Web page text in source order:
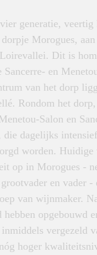
generatie, veertig
Morogues,
Dit is
Sancerre- en
van het dorp
Rondom het
Salon en
die dagelijks
worden. Huidige
op in Morogues -
en vader -
van wijnmaker.
hebben opgebouwd
vergezeld
hoger